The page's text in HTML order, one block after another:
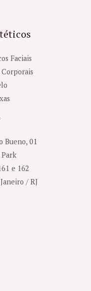
Faciais
Bueno, 01
e 162
/ RJ